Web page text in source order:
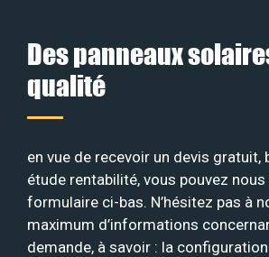
Des panneaux
qualité
en vue de recevoir un devis gratuit,
étude rentabilité, vous pouvez
formulaire ci-bas. N’hésitez pas à
maximum d’informations
demande, à savoir : la